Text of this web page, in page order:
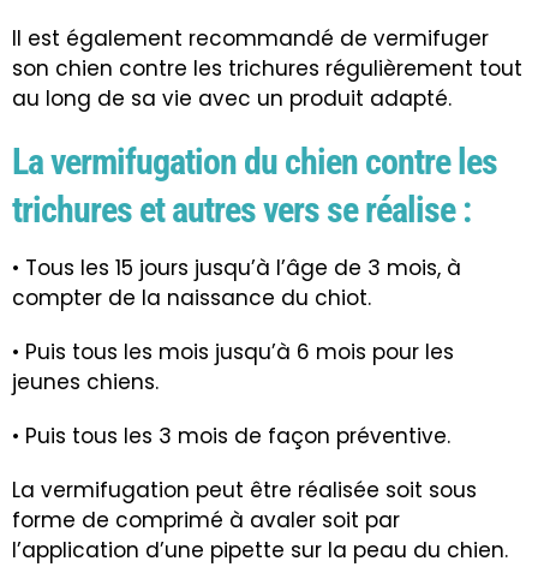
Il est également recommandé de vermifuger
son chien contre les trichures régulièrement tout
au long de sa vie avec un produit adapté.
La vermifugation du chien contre les
trichures et autres vers se réalise :
• Tous les 15 jours jusqu’à l’âge de 3 mois, à
compter de la naissance du chiot.
• Puis tous les mois jusqu’à 6 mois pour les
jeunes chiens.
• Puis tous les 3 mois de façon préventive.
La vermifugation peut être réalisée soit sous
forme de comprimé à avaler soit par
l’application d’une pipette sur la peau du chien.